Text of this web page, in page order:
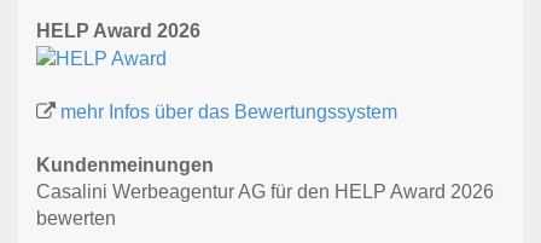
HELP Award 2026
mehr Infos über das Bewertungssystem
Kundenmeinungen
Casalini Werbeagentur AG für den HELP Award 2026
bewerten